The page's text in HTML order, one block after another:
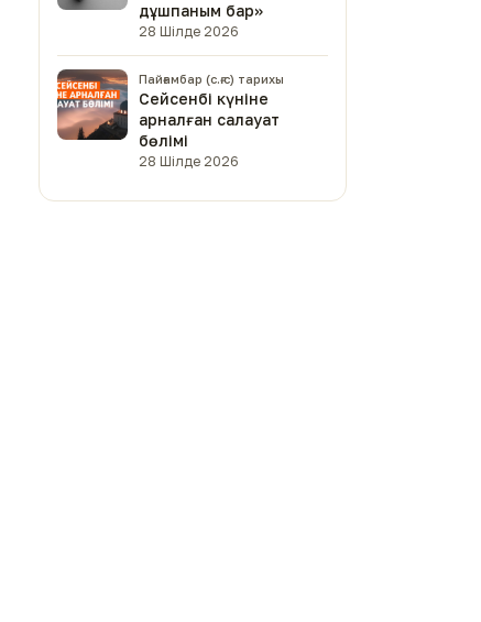
дұшпаным бар»
28 Шілде 2026
Пайғамбар (с.ғ.с) тарихы
Сейсенбі күніне
арналған салауат
бөлімі
28 Шілде 2026